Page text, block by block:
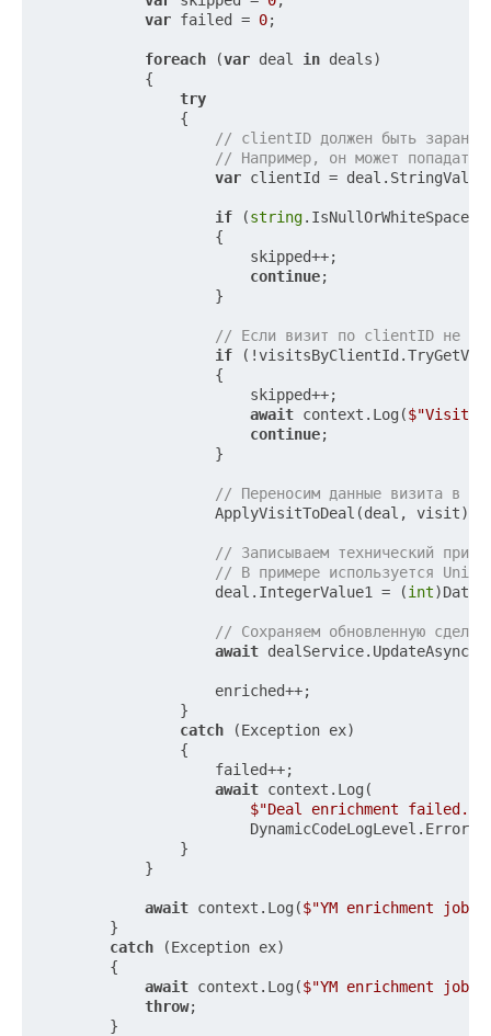
var failed = 0;
foreach (var deal in deals)
            {
try
                {
// clientID должен быть заранее
// Например, он может попадать
var clientId =
if (string
                    {
                        skipped++;
continue;
                    }
// Если визит по clientID не
if
                    {
                        skipped++;
await context.Log($"Visit
continue;
                    }
// Переносим данные визита в
                    ApplyVisitToDeal(deal, visit);
// Записываем технический
// В примере используется Unix-
                    deal.IntegerValue1 = (
int
// Сохраняем обновленную
await
                    enriched++;
                }
catch (Exception ex)
                {
                    failed++;
await context.Log(
$"Deal enrichment failed.
                        DynamicCodeLogLevel.Error);
                }
            }
await context.Log($"YM enrichment job
        }
catch (Exception ex)
        {
await context.Log($"YM enrichment
throw;
        }